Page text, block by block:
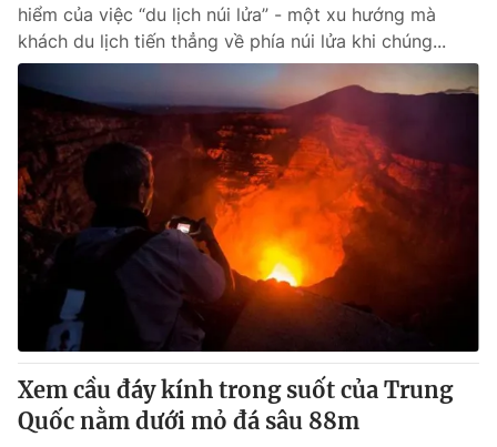
hiểm của việc “du lịch núi lửa” - một xu hướng mà
khách du lịch tiến thẳng về phía núi lửa khi chúng...
Xem cầu đáy kính trong suốt của Trung
Quốc nằm dưới mỏ đá sâu 88m